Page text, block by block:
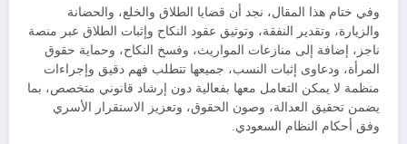
وفي ختام هذا المقال، نجد أن قضايا الطلاق والخلع، والحضانة
والزيارة، وتقدير النفقة، وتوثيق عقود النكاح وإثبات الطلاق عبر منصة
ناجز، إضافة إلى منازعات المواريث، وفسخ النكاح، وحماية حقوق
المرأة، ودعاوى إثبات النسب، جميعها تتطلب فهم دقيق وإجراءات
منظمة لا يمكن التعامل معها بفعالية دون إرشاد قانوني متخصص، بما
يضمن تحقيق العدالة، وصون الحقوق، وتعزيز الاستقرار الأسري
وفق أحكام النظام السعودي.